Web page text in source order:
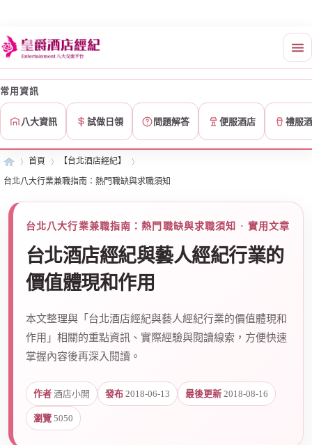
常用資訊
八大資訊 試做日領 問題解答 便服酒店 禮服
首頁
›
【台北酒店經紀】
›
台北八大行業兼職指南：熱門職缺與求職須知
台北八大行業兼職指南：熱門職缺與求職須知 · 實用文章
台北酒店經紀與藝人經紀行業的
價值體現和作用
本文整理與「台北酒店經紀與藝人經紀行業的價值體現和
作用」相關的重點資訊、實際經驗與閱讀線索，方便快速
掌握內容後再深入閱讀。
作者 酒店小開 發布 2018-06-13 最後更新 2018-08-16
瀏覽 5050